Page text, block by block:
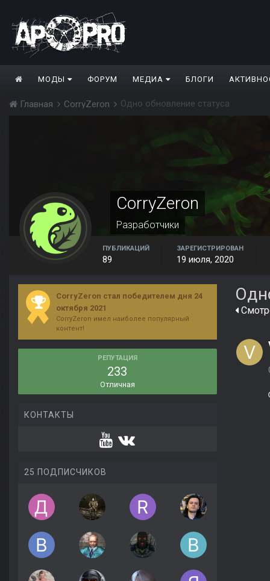
МОДЫ ФОРУМ МЕДИА БЛОГИ
Главная CorryZeron Одно обновление статуса
CorryZeron
Разработчики
ПУБЛИКАЦИЙ
89
ЗАРЕГИСТРИРОВАН
19 июля, 2020
CorryZeron стал победителем дня 24
октября 2021
CorryZeron имел наиболее популярный
контент!
РЕПУТАЦИЯ
233
Отличная
КОНТАКТЫ
25 ПОДПИСЧИКОВ